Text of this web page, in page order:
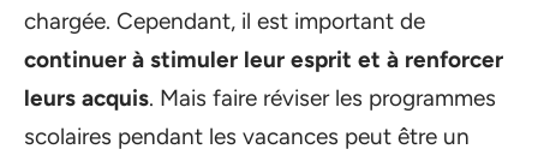
chargée. Cependant, il est important de
continuer à stimuler leur esprit et à renforcer
leurs acquis. Mais faire réviser les programmes
scolaires pendant les vacances peut être un